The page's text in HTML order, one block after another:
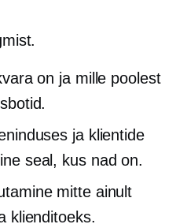
on ja mille poolest
ja klientide
seal, kus nad on.
mitte ainult
klienditoeks.